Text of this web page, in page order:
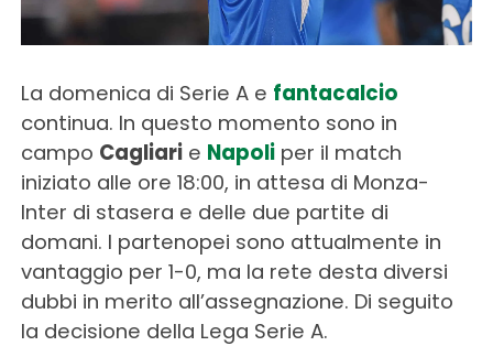
La domenica di Serie A e fantacalcio
continua. In questo momento sono in
campo Cagliarie Napoliper il match
iniziato alle ore 18:00, in attesa di Monza-
Inter di stasera e delle due partite di
domani. I partenopei sono attualmente in
vantaggio per 1-0, ma la rete desta diversi
dubbi in merito all’assegnazione. Di seguito
la decisione della Lega Serie A.